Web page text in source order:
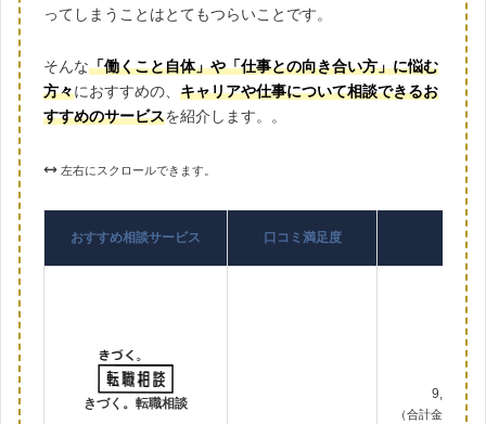
ってしまうことはとてもつらいことです。
そんな「働くこと自体」や「仕事との向き合い方」に悩む
方々におすすめの、 キャリアや仕事について相談できるお
すすめのサービスを紹介します。。
左右にスクロールできます。
おすすめ相談サービス 口コミ満足度 料
きづく。転職相談
9,038円
（合計金額